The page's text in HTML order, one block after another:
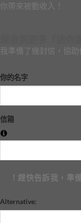
你帶來被動收入！
我準備了幾封信，協
你的名字
信箱
！趕快告訴我，準
Alternative: